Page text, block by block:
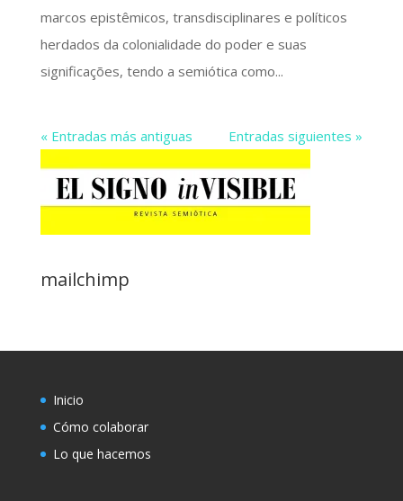
marcos epistêmicos, transdisciplinares e políticos
herdados da colonialidade do poder e suas
significações, tendo a semiótica como...
« Entradas más antiguas Entradas siguientes »
mailchimp
Inicio
Cómo colaborar
Lo que hacemos